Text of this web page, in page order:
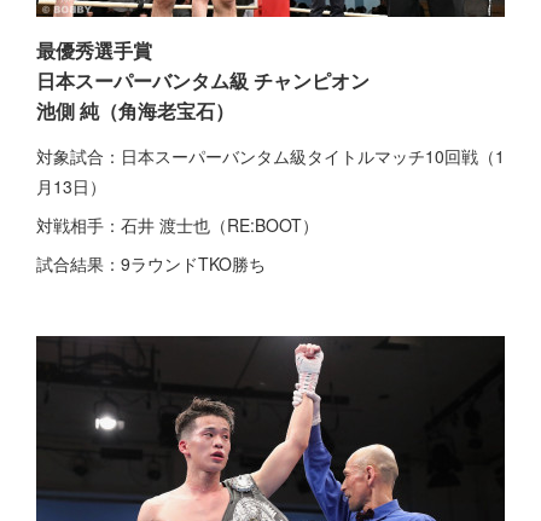
最優秀選手賞
日本スーパーバンタム級 チャンピオン
池側 純（角海老宝石）
対象試合：日本スーパーバンタム級タイトルマッチ10回戦（1
月13日）
対戦相手：石井 渡士也（RE:BOOT）
試合結果：9ラウンドTKO勝ち